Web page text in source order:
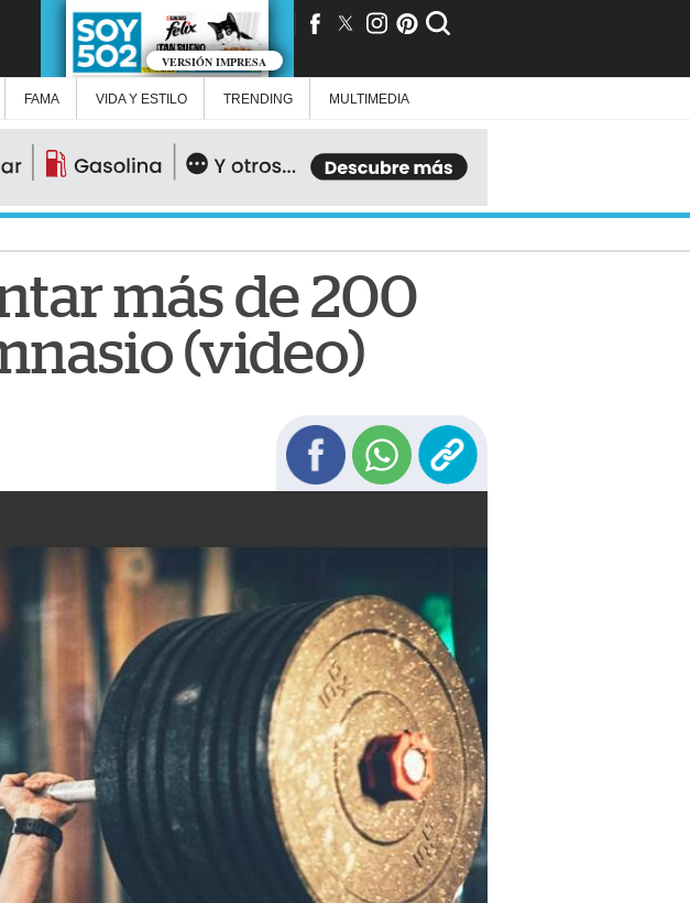
VERSIÓN IMPRESA
FAMA VIDA Y ESTILO TRENDING MULTIMEDIA
más de 200
(video)